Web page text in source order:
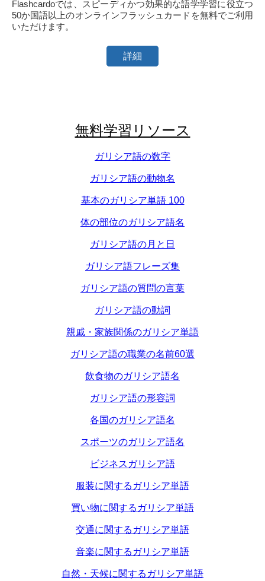
Flashcardoでは、スピーディかつ効果的な語学学習に役立つ
50か国語以上のオンラインフラッシュカードを無料でご利用
いただけます。
詳細
無料学習リソース
ガリシア語の数字
ガリシア語の動物名
基本のガリシア単語 100
体の部位のガリシア語名
ガリシア語の月と日
ガリシア語フレーズ集
ガリシア語の質問の言葉
ガリシア語の動詞
親戚・家族関係のガリシア単語
ガリシア語の職業の名前60選
飲食物のガリシア語名
ガリシア語の形容詞
各国のガリシア語名
スポーツのガリシア語名
ビジネスガリシア語
服装に関するガリシア単語
買い物に関するガリシア単語
交通に関するガリシア単語
音楽に関するガリシア単語
自然・天候に関するガリシア単語